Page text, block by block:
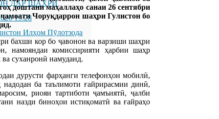
ДАР ШАҲРИ
19:28
Илҳом Пӯлотзода
доштани маҳаллаҳо санаи 26 сентябри
Чоруқдаррон шаҳри Гулистон бо
бахши кор бо ҷавонон ва варзиши шаҳри
намояндаи комиссирияти ҳарбии шаҳр
суханронӣ намуданд.
дурусти фарҳанги телефонҳои мобилӣ,
ба таълимоти ғайрирасмии динӣ,
риояи тартиботи ҷамъиятӣ, ҷалби
назди биноҳои истиқоматӣ ва ғайраҳо